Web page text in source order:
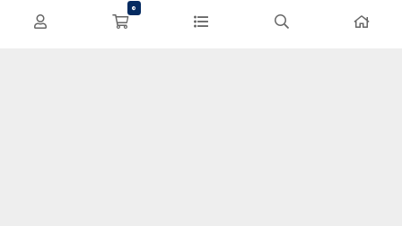
کریستال گنشین
سفارشات
0